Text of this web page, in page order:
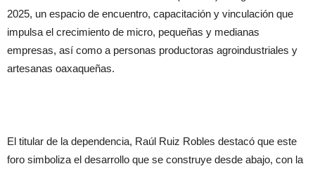
2025, un espacio de encuentro, capacitación y vinculación que
impulsa el crecimiento de micro, pequeñas y medianas
empresas, así como a personas productoras agroindustriales y
artesanas oaxaqueñas.
El titular de la dependencia, Raúl Ruiz Robles destacó que este
foro simboliza el desarrollo que se construye desde abajo, con la